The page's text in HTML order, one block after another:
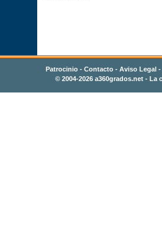
Patrocinio- Contacto- Aviso Legal -
© 2004-2026 a360grados.net- La